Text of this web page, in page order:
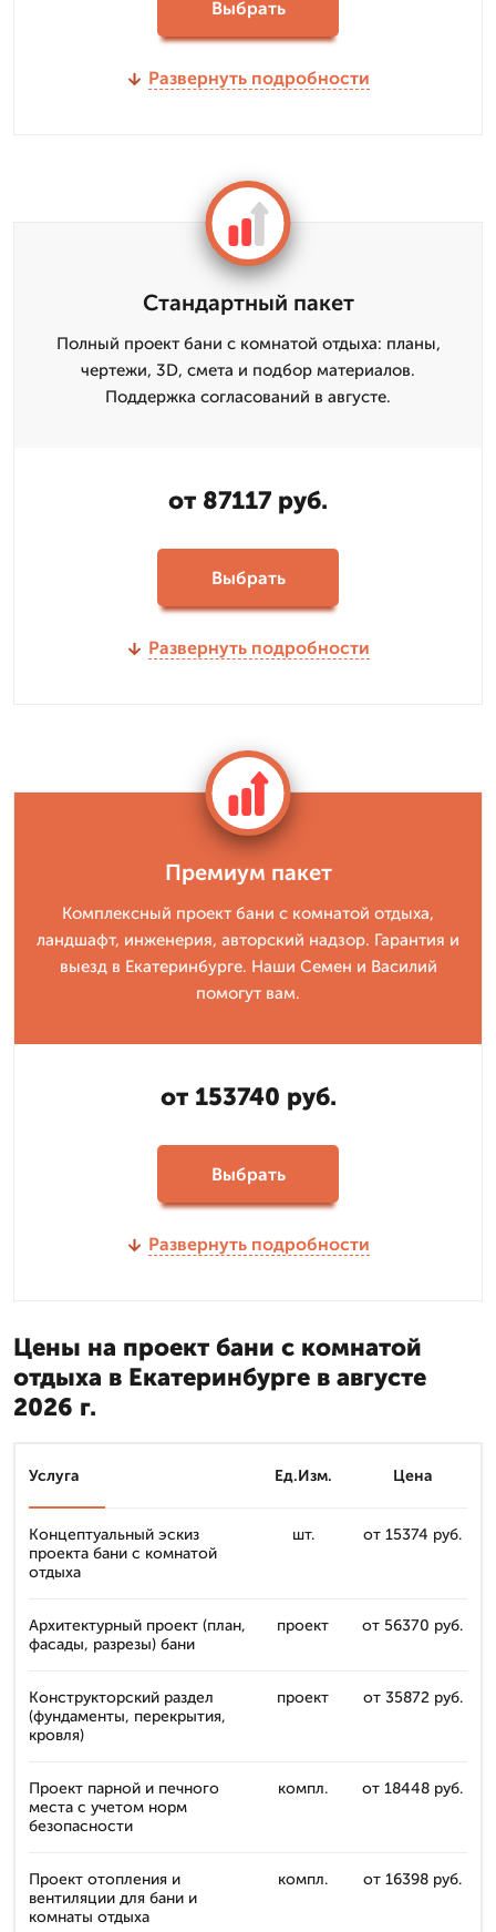
Выбрать
Развернуть подробности
Стандартный пакет
Полный проект бани с комнатой отдыха: планы,
чертежи, 3D, смета и подбор материалов.
Поддержка согласований в августе.
от 87117 руб.
Выбрать
Развернуть подробности
Премиум пакет
Комплексный проект бани с комнатой отдыха,
ландшафт, инженерия, авторский надзор. Гарантия и
выезд в Екатеринбурге. Наши Семен и Василий
помогут вам.
от 153740 руб.
Выбрать
Развернуть подробности
Цены на проект бани с комнатой
отдыха в Екатеринбурге в августе
2026 г.
Услуга Ед.Изм. Цена
Концептуальный эскиз
проекта бани с комнатой
отдыха
шт. от 15374 руб.
Архитектурный проект (план,
фасады, разрезы) бани
проект от 56370 руб.
Конструкторский раздел
(фундаменты, перекрытия,
кровля)
проект от 35872 руб.
Проект парной и печного
места с учетом норм
безопасности
компл. от 18448 руб.
Проект отопления и
вентиляции для бани и
комнаты отдыха
компл. от 16398 руб.